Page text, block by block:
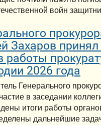
войн
Захаров принял
работы
2026 года
Генерального
в заседании
итоги работы
дальнейшие